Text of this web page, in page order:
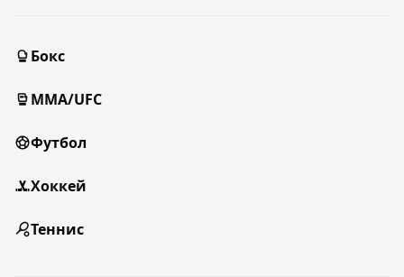
Бокс
MMA/UFC
Футбол
Хоккей
Теннис